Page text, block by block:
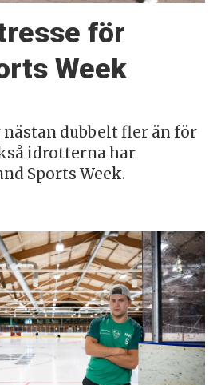
för
Week
nästan dubbelt fler än för
idrotterna har
Sports Week.